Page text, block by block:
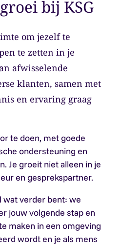
bij KSG
om jezelf te
te zetten in je
afwisselende
klanten, samen met
en ervaring graag
te doen, met goede
ondersteuning en
Je groeit niet alleen in je
en gesprekspartner.
wat verder bent: we
jouw volgende stap en
maken in een omgeving
wordt en je als mens